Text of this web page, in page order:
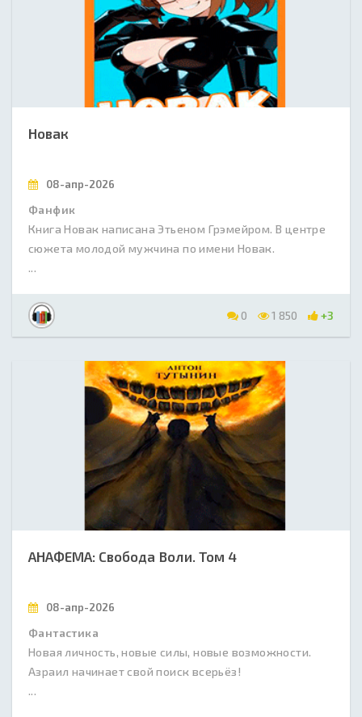
Новак
08-апр-2026
Фанфик
Книга Новак написана Этьеном Грэмейром. В центре
сюжета молодой мужчина по имени Новак.
...
0 1 850 +3
АНАФЕМА: Свобода Воли. Том 4
08-апр-2026
Фантастика
Новая личность, новые силы, новые возможности.
Азраил начинает свой поиск всерьёз!
...